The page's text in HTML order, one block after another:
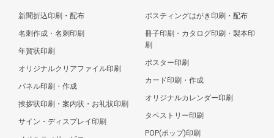
新聞折込印刷・配布
名刺作成・名刺印刷
年賀状印刷
オリジナルクリアファイル印刷
パネル印刷・作成
挨拶状印刷・案内状・お礼状印刷
サイン・ディスプレイ印刷
ポスティングはがき印刷・配布
冊子印刷・カタログ印刷・製本印
刷
ポスター印刷
カード印刷・作成
オリジナルカレンダー印刷
タペストリー印刷
POP(ポップ)印刷